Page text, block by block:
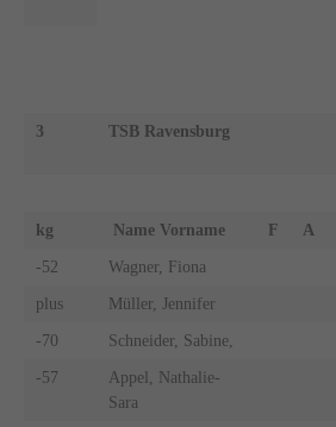
3 TSB Ravensburg
kg Name Vorname F A
-52 Wagner, Fiona
plus Müller, Jennifer
-70 Schneider, Sabine,
-57
Appel, Nathalie-
Sara